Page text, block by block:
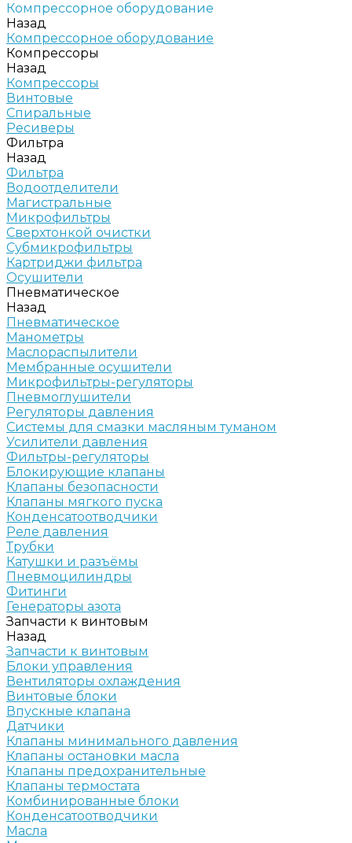
Компрессорное оборудование
Назад
Компрессорное оборудование
Компрессоры
Назад
Компрессоры
Винтовые
Спиральные
Ресиверы
Фильтра
Назад
Фильтра
Водоотделители
Магистральные
Микрофильтры
Сверхтонкой очистки
Субмикрофильтры
Картриджи фильтра
Осушители
Пневматическое
Назад
Пневматическое
Манометры
Маслораспылители
Мембранные осушители
Микрофильтры-регуляторы
Пневмоглушители
Регуляторы давления
Системы для смазки масляным туманом
Усилители давления
Фильтры-регуляторы
Блокирующие клапаны
Клапаны безопасности
Клапаны мягкого пуска
Конденсатоотводчики
Реле давления
Трубки
Катушки и разъёмы
Пневмоцилиндры
Фитинги
Генераторы азота
Запчасти к винтовым
Назад
Запчасти к винтовым
Блоки управления
Вентиляторы охлаждения
Винтовые блоки
Впускные клапана
Датчики
Клапаны минимального давления
Клапаны остановки масла
Клапаны предохранительные
Клапаны термостата
Комбинированные блоки
Конденсатоотводчики
Масла